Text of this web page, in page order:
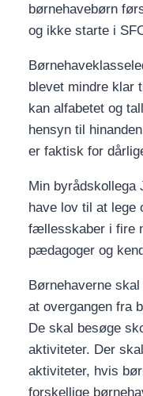
børnehavebørn
og ikke starte i
blevet mindre klar
kan alfabetet og
hensyn til
er faktisk for
Min byrådskollega
have lov til at lege
fællesskaber i fire
pædagoger og
Børnehaverne
at overgangen fra
De skal besøge
aktiviteter. Der
aktiviteter, hvis
forskellige